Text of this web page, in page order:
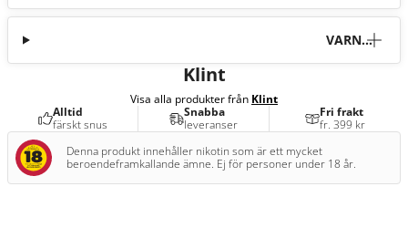
VARNI
Klint
Visa alla produkter från Klint
Alltid
färskt snus
Snabba
leveranser
Fri frakt
fr. 399 kr
Denna produkt innehåller nikotin som är ett mycket
beroendeframkallande ämne. Ej för personer under 18 år.